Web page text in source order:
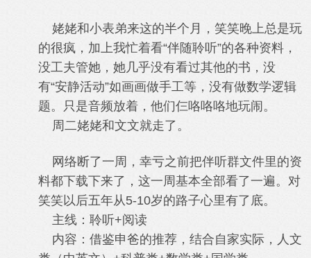
姥姥和小表弟来这的半个月，笑笑晚上总是玩
的很疯，加上我忙着看“伴随聆听”的各种资料，
没工夫管她，她几乎没有看过其他的书，没
有“安静活动”如画画做手工等，没有做数学逻辑
题。只是音频放着，他们仨咯咯咯地玩闹。
周二姥姥和文文就走了。
网络断了一周，幸亏之前把伴听群文件里的资
料都下载下来了，这一周基本全部看了一遍。对
笑笑以后五年从5-10岁的路子心里有了底。
主线：聆听+阅读
内容：借鉴申爸的推荐，结合自家实际，人文